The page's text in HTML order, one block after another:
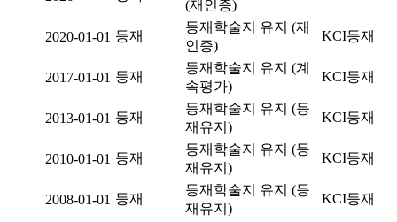
(재인증)
2020-01-01 등재
등재학술지 유지 (재
인증)
KCI등재
2017-01-01 등재
등재학술지 유지 (계
속평가)
KCI등재
2013-01-01 등재
등재학술지 유지 (등
재유지)
KCI등재
2010-01-01 등재
등재학술지 유지 (등
재유지)
KCI등재
2008-01-01 등재
등재학술지 유지 (등
재유지)
KCI등재